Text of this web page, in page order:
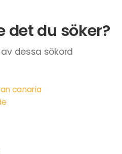
det du söker?
dessa sökord
canaria